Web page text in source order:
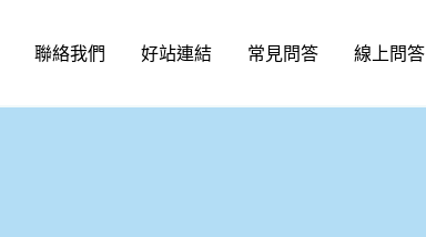
聯絡我們 好站連結 常見問答 線上問答